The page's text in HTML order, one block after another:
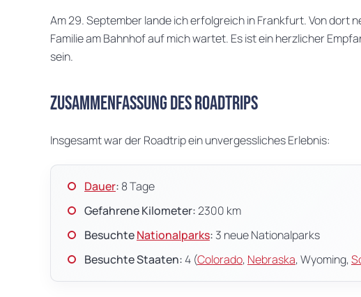
Am 29. September lande ich erfolgreich in Frankfurt. Von dort
Familie am Bahnhof auf mich wartet. Es ist ein herzlicher
sein.
Zusammenfassung des Roadtrips
Insgesamt war der Roadtrip ein unvergessliches Erlebnis:
Dauer: 8 Tage
Gefahrene Kilometer:2300 km
BesuchteNationalparks: 3 neue Nationalparks
Besuchte Staaten:4 (Colorado, Nebraska, Wyoming,